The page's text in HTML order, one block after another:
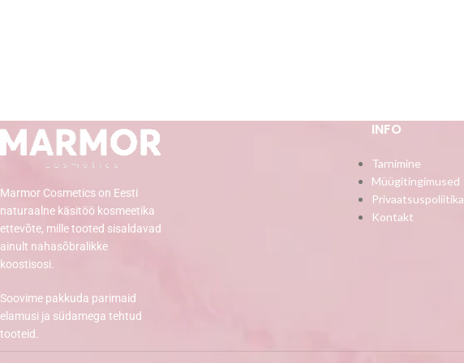
Marmor Cosmetics on Eesti
naturaalne käsitöö kosmeetika
ettevõte, mille tooted sisaldavad
ainult nahasõbralikke
koostisosi.
Soovime pakkuda parimaid
elamusi ja südamega tehtud
tooteid.
INFO
Tarnimine
Müügitingimused
Privaatsuspoliitika
Kontakt